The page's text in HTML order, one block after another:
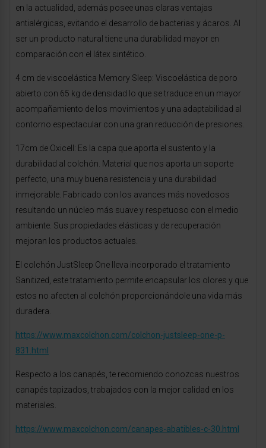
en la actualidad, además posee unas claras ventajas
antialérgicas, evitando el desarrollo de bacterias y ácaros. Al
ser un producto natural tiene una durabilidad mayor en
comparación con el látex sintético.
4 cm de viscoelástica Memory Sleep: Viscoelástica de poro
abierto con 65 kg de densidad lo que se traduce en un mayor
acompañamiento de los movimientos y una adaptabilidad al
contorno espectacular con una gran reducción de presiones.
17cm de Oxicell: Es la capa que aporta el sustento y la
durabilidad al colchón. Material que nos aporta un soporte
perfecto, una muy buena resistencia y una durabilidad
inmejorable. Fabricado con los avances más novedosos
resultando un núcleo más suave y respetuoso con el medio
ambiente. Sus propiedades elásticas y de recuperación
mejoran los productos actuales.
El colchón JustSleep One lleva incorporado el tratamiento
Sanitized, este tratamiento permite encapsular los olores y que
estos no afecten al colchón proporcionándole una vida más
duradera.
https://www.maxcolchon.com/colchon-justsleep-one-p-
831.html
Respecto a los canapés, te recomiendo conozcas nuestros
canapés tapizados, trabajados con la mejor calidad en los
materiales.
https://www.maxcolchon.com/canapes-abatibles-c-30.html